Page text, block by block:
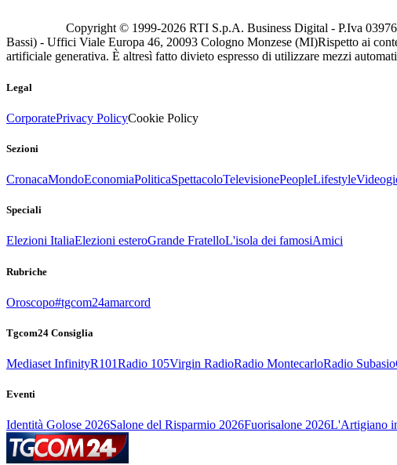
Copyright © 1999-2026 RTI S.p.A. Business Digital - P.Iva
Bassi) - Uffici Viale Europa 46, 20093 Cologno Monzese (MI)Rispetto ai
artificiale generativa. È altresì fatto divieto espresso di utilizzare mezzi
Legal
CorporatePrivacy PolicyCookie Policy
Sezioni
CronacaMondoEconomiaPoliticaSpettacoloTelevisionePeopleLifestyle
Speciali
Elezioni ItaliaElezioni esteroGrande FratelloL'isola dei famosiAmici
Rubriche
Oroscopo#tgcom24amarcord
Tgcom24 Consiglia
Mediaset InfinityR101Radio 105Virgin RadioRadio MontecarloRadio Subasio
Eventi
Identità Golose 2026Salone del Risparmio 2026Fuorisalone 2026L'Artigiano